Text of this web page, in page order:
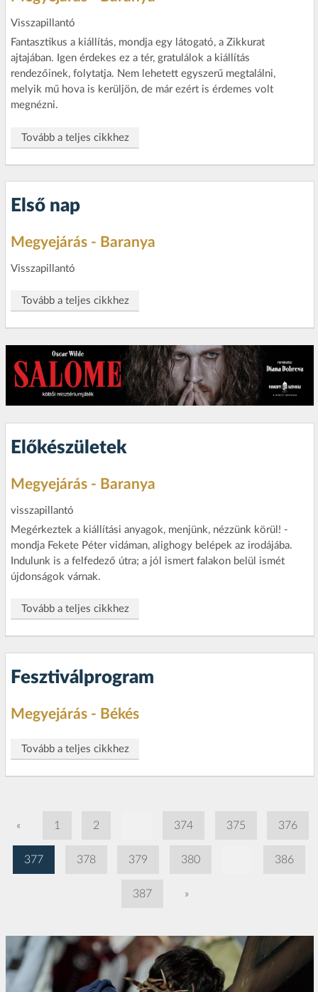
Visszapillantó
Fantasztikus a kiállítás, mondja egy látogató, a Zikkurat
ajtajában. Igen érdekes ez a tér, gratulálok a kiállítás
rendezőinek, folytatja. Nem lehetett egyszerű megtalálni,
melyik mű hova is kerüljön, de már ezért is érdemes volt
megnézni.
Tovább a teljes cikkhez
Első nap
Megyejárás - Baranya
Visszapillantó
Tovább a teljes cikkhez
Előkészületek
Megyejárás - Baranya
visszapillantó
Megérkeztek a kiállítási anyagok, menjünk, nézzünk körül! -
mondja Fekete Péter vidáman, alighogy belépek az irodájába.
Indulunk is a felfedező útra; a jól ismert falakon belül ismét
újdonságok várnak.
Tovább a teljes cikkhez
Fesztiválprogram
Megyejárás - Békés
Tovább a teljes cikkhez
« 1 2 374 375 376
377 378 379 380 386
387 »